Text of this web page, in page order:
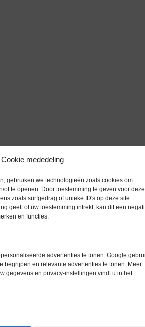
Cookie mededeling
gebruiken we technologieën zoals cookies om
of te openen. Door toestemming te geven voor deze
zoals surfgedrag of unieke ID's op deze site
geeft of uw toestemming intrekt, kan dit een
en functies.
advertenties te tonen. Google
begrijpen en relevante advertenties te tonen. Meer
gegevens en privacy-instellingen vindt u in het
Extra informatie
Merk Shimadzu